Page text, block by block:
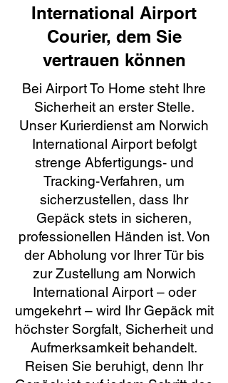
International Airport
Courier, dem Sie
vertrauen können
Bei Airport To Home steht Ihre
Sicherheit an erster Stelle.
Unser Kurierdienst am Norwich
International Airport befolgt
strenge Abfertigungs- und
Tracking-Verfahren, um
sicherzustellen, dass Ihr
Gepäck stets in sicheren,
professionellen Händen ist. Von
der Abholung vor Ihrer Tür bis
zur Zustellung am Norwich
International Airport – oder
umgekehrt – wird Ihr Gepäck mit
höchster Sorgfalt, Sicherheit und
Aufmerksamkeit behandelt.
Reisen Sie beruhigt, denn Ihr